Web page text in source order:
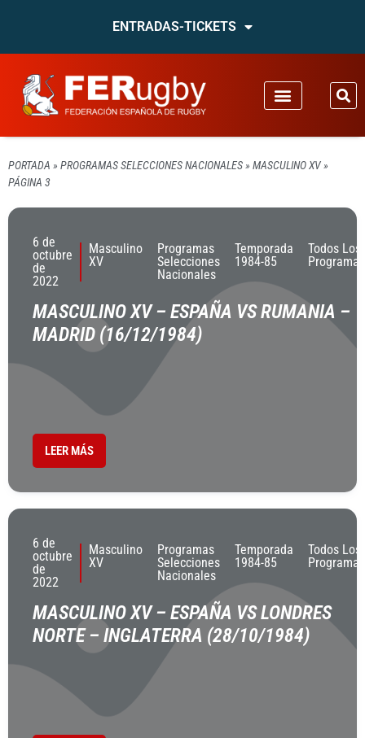
ENTRADAS-TICKETS
PORTADA » PROGRAMAS SELECCIONES NACIONALES» MASCULINO XV»
PÁGINA 3
6 de
octubre
de
2022
Masculino
XV
Programas
Selecciones
Nacionales
Temporada
1984-85
Todos Los
Programas
MASCULINO XV – ESPAÑA VS RUMANIA –
MADRID (16/12/1984)
LEER MÁS
6 de
octubre
de
2022
Masculino
XV
Programas
Selecciones
Nacionales
Temporada
1984-85
Todos Los
Programas
MASCULINO XV – ESPAÑA VS LONDRES
NORTE – INGLATERRA (28/10/1984)